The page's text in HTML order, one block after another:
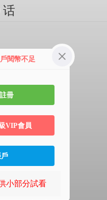
话
閱幣不足
冊
VIP會員
小部分試看